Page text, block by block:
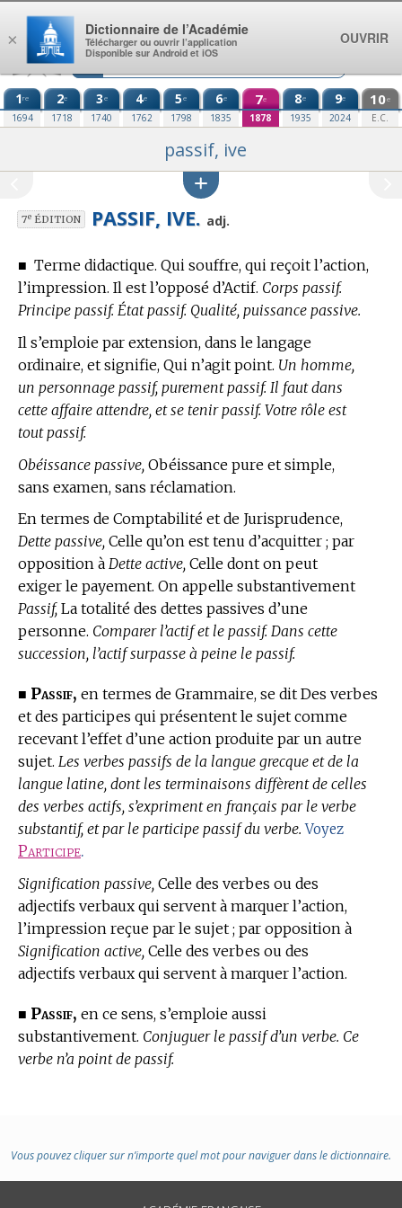
Aller au contenu
1re
1694
2e
1718
3e
1740
4e
1762
5e
1798
6e
1835
7e
1878
8e
1935
9e
2024
10e
E.C.
passif, ive
7eÉDITION PASSIF, IVE. adj.
■ Terme didactique. Qui souffre, qui reçoit l’action,
l’impression. Il est l’opposé d’Actif. Corps passif.
Principe passif. État passif. Qualité, puissance passive.
Il s’emploie par extension, dans le langage
ordinaire, et signifie, Qui n’agit point. Un homme,
un personnage passif, purement passif. Il faut dans
cette affaire attendre, et se tenir passif. Votre rôle est
tout passif.
Obéissance passive, Obéissance pure et simple,
sans examen, sans réclamation.
En termes de Comptabilité et de Jurisprudence,
Dette passive, Celle qu’on est tenu d’acquitter ; par
opposition à Dette active, Celle dont on peut
exiger le payement. On appelle substantivement
Passif, La totalité des dettes passives d’une
personne. Comparer l’actif et le passif. Dans cette
succession, l’actif surpasse à peine le passif.
■ Passif, en termes de Grammaire, se dit Des verbes
et des participes qui présentent le sujet comme
recevant l’effet d’une action produite par un autre
sujet. Les verbes passifs de la langue grecque et de la
langue latine, dont les terminaisons diffèrent de celles
des verbes actifs, s’expriment en français par le verbe
substantif, et par le participe passif du verbe. Voyez
Participe.
Signification passive, Celle des verbes ou des
adjectifs verbaux qui servent à marquer l’action,
l’impression reçue par le sujet ; par opposition à
Signification active, Celle des verbes ou des
adjectifs verbaux qui servent à marquer l’action.
■ Passif, en ce sens, s’emploie aussi
substantivement. Conjuguer le passif d’un verbe. Ce
verbe n’a point de passif.
Vous pouvez cliquer sur n’importe quel mot pour naviguer dans le dictionnaire.
×
Dictionnaire de l’Académie
Télécharger ou ouvrir l’application
Disponible sur Android et iOS
OUVRIR